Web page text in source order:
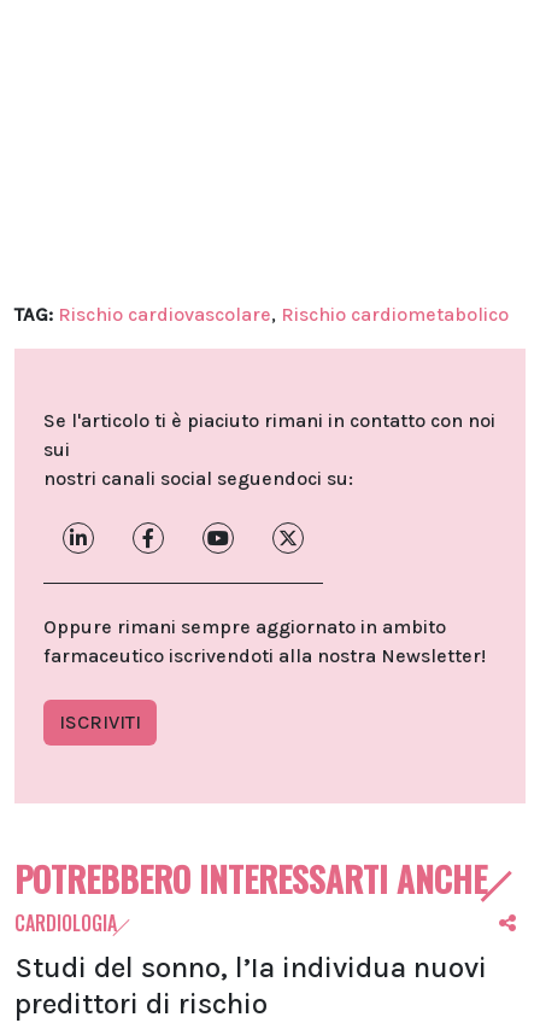
TAG: Rischio cardiovascolare, Rischio cardiometabolico
Se l'articolo ti è piaciuto rimani in contatto con noi
sui
nostri canali social seguendoci su:
Oppure rimani sempre aggiornato in ambito
farmaceutico iscrivendoti alla nostra Newsletter!
ISCRIVITI
POTREBBERO INTERESSARTI ANCHE
CARDIOLOGIA
Studi del sonno, l’Ia individua nuovi
predittori di rischio